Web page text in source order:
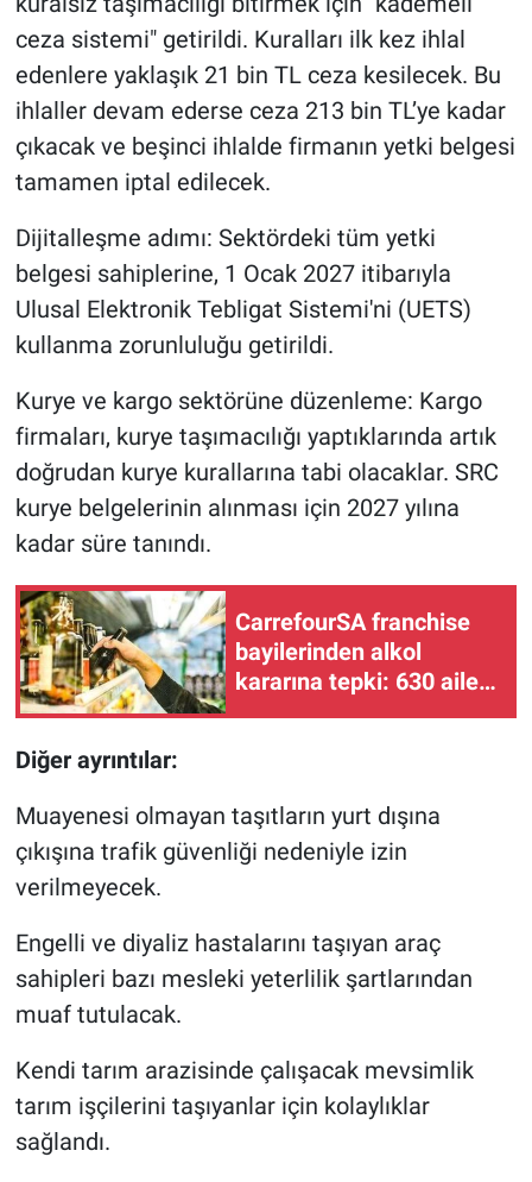
ceza sistemi" getirildi. Kuralları ilk kez ihlal
edenlere yaklaşık 21 bin TL ceza kesilecek. Bu
ihlaller devam ederse ceza 213 bin TL’ye kadar
çıkacak ve beşinci ihlalde firmanın yetki belgesi
tamamen iptal edilecek.
Dijitalleşme adımı: Sektördeki tüm yetki
belgesi sahiplerine, 1 Ocak 2027 itibarıyla
Ulusal Elektronik Tebligat Sistemi'ni (UETS)
kullanma zorunluluğu getirildi.
Kurye ve kargo sektörüne düzenleme: Kargo
firmaları, kurye taşımacılığı yaptıklarında artık
doğrudan kurye kurallarına tabi olacaklar. SRC
kurye belgelerinin alınması için 2027 yılına
kadar süre tanındı.
CarrefourSA franchise
bayilerinden alkol
kararına tepki: 630 aileyi
Diğer ayrıntılar:
Muayenesi olmayan taşıtların yurt dışına
çıkışına trafik güvenliği nedeniyle izin
verilmeyecek.
Engelli ve diyaliz hastalarını taşıyan araç
sahipleri bazı mesleki yeterlilik şartlarından
muaf tutulacak.
Kendi tarım arazisinde çalışacak mevsimlik
tarım işçilerini taşıyanlar için kolaylıklar
sağlandı.